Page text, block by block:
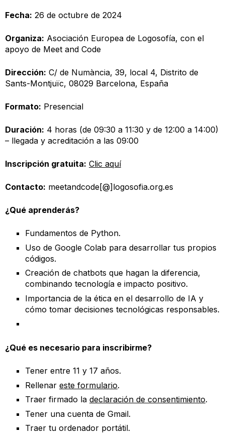
Fecha: 26 de octubre de 2024
Organiza: Asociación Europea de Logosofía, con el
apoyo de Meet and Code
Dirección: C/ de Numància, 39, local 4, Distrito de
Sants-Montjuïc, 08029 Barcelona, España
Formato: Presencial
Duración: 4 horas (de 09:30 a 11:30 y de 12:00 a 14:00)
– llegada y acreditación a las 09:00
Inscripción gratuita: Clic aquí
Contacto: meetandcode[@]logosofia.org.es
¿Qué aprenderás?
Fundamentos de Python.
Uso de Google Colab para desarrollar tus propios
códigos.
Creación de chatbots que hagan la diferencia,
combinando tecnología e impacto positivo.
Importancia de la ética en el desarrollo de IA y
cómo tomar decisiones tecnológicas responsables.
¿Qué es necesario para inscribirme?
Tener entre 11 y 17 años.
Rellenar este formulario.
Traer firmado la declaración de consentimiento.
Tener una cuenta de Gmail.
Traer tu ordenador portátil.